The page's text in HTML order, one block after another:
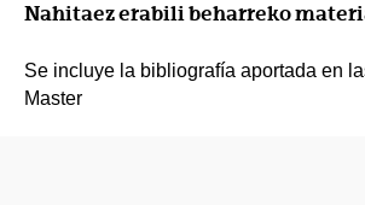
Nahitaez erabili beharreko
Se incluye la bibliografía aportada en
Master